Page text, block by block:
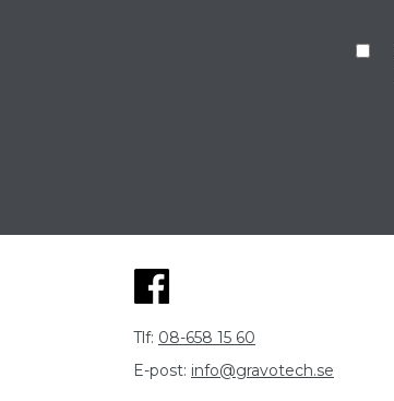
Tlf: 08-658 15 60
E-post: info@gravotech.se